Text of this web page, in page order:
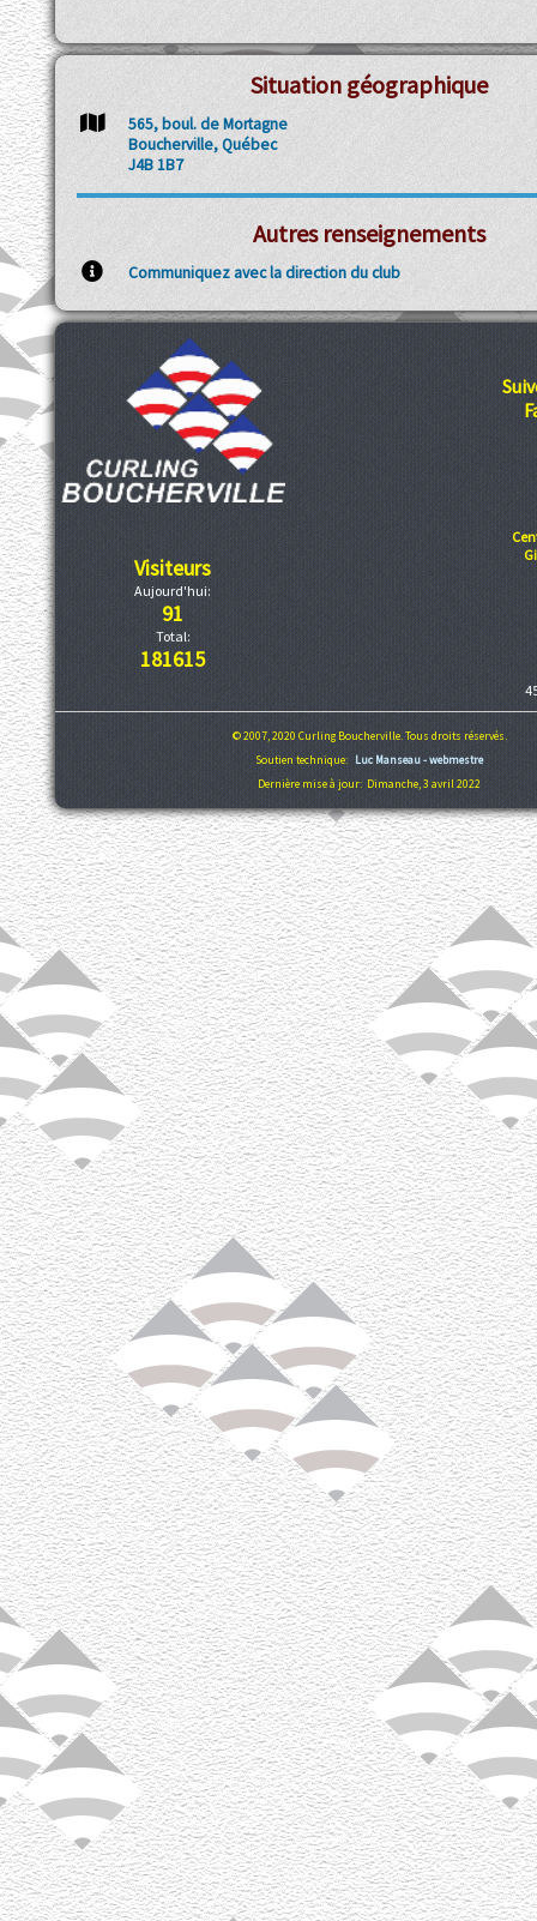
Situation géographique
565, boul. de Mortagne
Boucherville, Québec
J4B 1B7
Autres renseignements
Communiquez avec la direction du club
Visiteurs
Aujourd'hui:
91
Total:
181615
© 2007, 2020 Curling Boucherville. Tous droits réservés.
Soutien technique:Luc Manseau - webmestre
Dernière mise à jour: Dimanche, 3 avril 2022